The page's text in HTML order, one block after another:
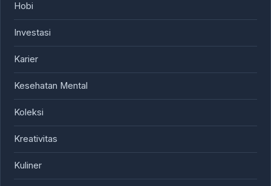
Hobi
Investasi
Karier
Kesehatan Mental
Koleksi
Kreativitas
Kuliner